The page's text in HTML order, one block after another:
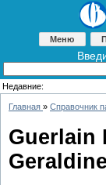
Меню
Недавние:
Главная » Справочник
Guerlain